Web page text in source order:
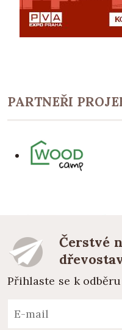
PARTNEŘI
Čerstvé
Přihlaste se k